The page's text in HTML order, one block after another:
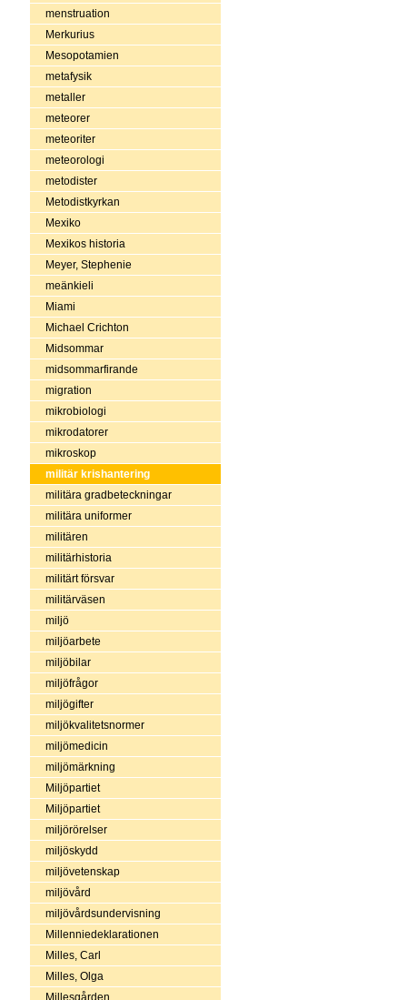
menstruation
Merkurius
Mesopotamien
metafysik
metaller
meteorer
meteoriter
meteorologi
metodister
Metodistkyrkan
Mexiko
Mexikos historia
Meyer, Stephenie
meänkieli
Miami
Michael Crichton
Midsommar
midsommarfirande
migration
mikrobiologi
mikrodatorer
mikroskop
militär krishantering
militära gradbeteckningar
militära uniformer
militären
militärhistoria
militärt försvar
militärväsen
miljö
miljöarbete
miljöbilar
miljöfrågor
miljögifter
miljökvalitetsnormer
miljömedicin
miljömärkning
Miljöpartiet
Miljöpartiet
miljörörelser
miljöskydd
miljövetenskap
miljövård
miljövårdsundervisning
Millenniedeklarationen
Milles, Carl
Milles, Olga
Millesgården